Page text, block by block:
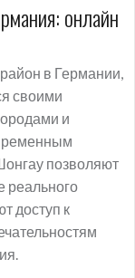
онлайн
в Германии,
своими
и
позволяют
реального
доступ к